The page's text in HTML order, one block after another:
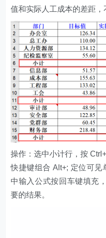
值和实际人工成本的差距
操作：选中小计行，按
快捷键组合 Alt+; 定位可
中输入公式按回车键填充
要的结果。